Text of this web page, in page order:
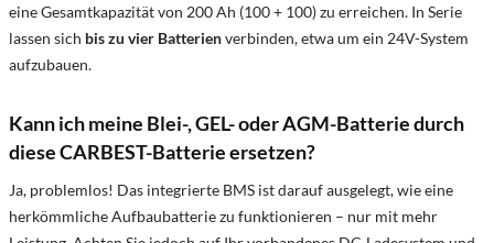
eine Gesamtkapazität von 200 Ah (100 + 100) zu erreichen. In Serie
lassen sich bis zu vier Batterienverbinden, etwa um ein 24V-System
aufzubauen.
Kann ich meine Blei-, GEL- oder AGM-Batterie durch
diese CARBEST-Batterie ersetzen?
Ja, problemlos! Das integrierte BMS ist darauf ausgelegt, wie eine
herkömmliche Aufbaubatterie zu funktionieren – nur mit mehr